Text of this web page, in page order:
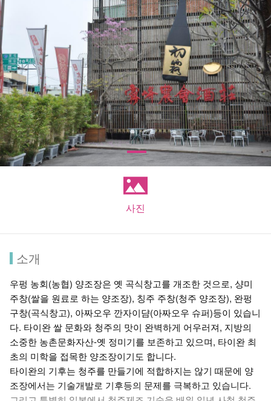
사진
소개
우펑 농회(농협) 양조장은 옛 곡식창고를 개조한 것으로, 샹미
주창(쌀을 원료로 하는 양조장), 칭주 주창(청주 양조장), 완펑
구창(곡식창고), 아짜오우 깐자이댬(아짜오우 슈퍼)등이 있습니
다. 타이완 쌀 문화와 청주의 맛이 완벽하게 어우러져, 지방의
소중한 농촌문화자산-옛 정미기를 보존하고 있으며, 타이완 최
초의 미학을 접목한 양조장이기도 합니다.
타이완의 기후는 청주를 만들기에 적합하지는 않기 때문에 양
조장에서는 기술개발로 기후등의 문제를 극복하고 있습니다.